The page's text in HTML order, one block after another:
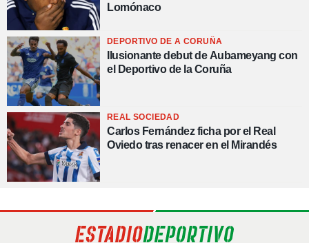
Lomónaco
DEPORTIVO DE A CORUÑA
Ilusionante debut de Aubameyang con
el Deportivo de la Coruña
REAL SOCIEDAD
Carlos Fernández ficha por el Real
Oviedo tras renacer en el Mirandés